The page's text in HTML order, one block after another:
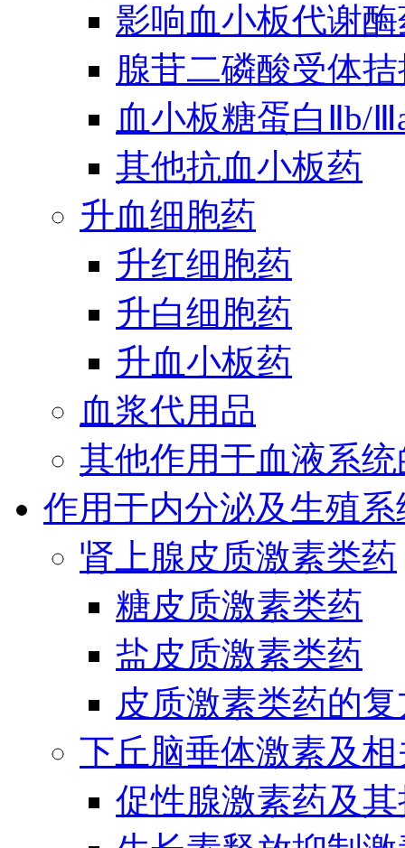
影响血小板代谢
腺苷二磷酸受体
血小板糖蛋白Ⅱb/
其他抗血小板药
升血细胞药
升红细胞药
升白细胞药
升血小板药
血浆代用品
其他作用于血液系
作用于内分泌及生殖
肾上腺皮质激素类药
糖皮质激素类药
盐皮质激素类药
皮质激素类药的
下丘脑垂体激素及
促性腺激素药及